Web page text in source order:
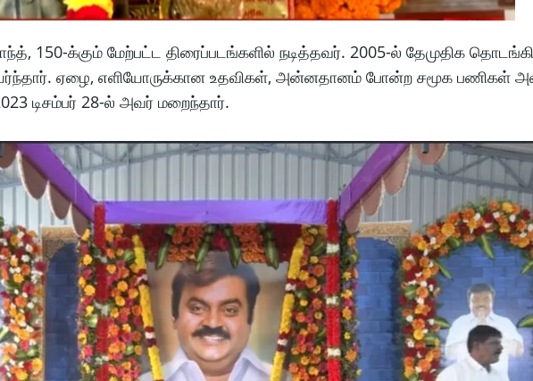
150-க்கும் மேற்பட்ட திரைப்படங்களில் நடித்தவர். 2005-ல் தேமுதிக
ஏழை, எளியோருக்கான உதவிகள், அன்னதானம் போன்ற சமூக பணிகள்
டிசம்பர் 28-ல் அவர் மறைந்தார்.